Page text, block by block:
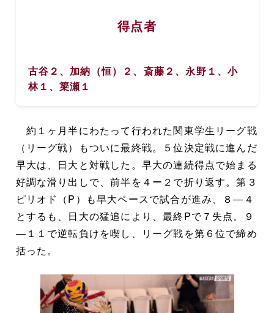
得点者
古谷２、加納（恒）２、斎藤２、永野１、小
林１、簗瀬１
約１ヶ月半にわたって行われた関東学生リーグ戦
（リーグ戦）もついに最終戦。５位決定戦に進んだ
早大は、日大と対戦した。早大の連続得点で始まる
好調な滑り出しで、前半を４ー２で折り返す。第３
ピリオド（P）も早大ペースで試合が進み、８―４
とするも、日大の猛追により、最終Pで７失点。９
―１１で逆転負けを喫し、リーグ戦を第６位で締め
括った。